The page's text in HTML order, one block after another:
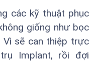
các kỹ thuật phục
giống như bọc
Vì sẽ can thiệp trực
Implant, rồi đợi